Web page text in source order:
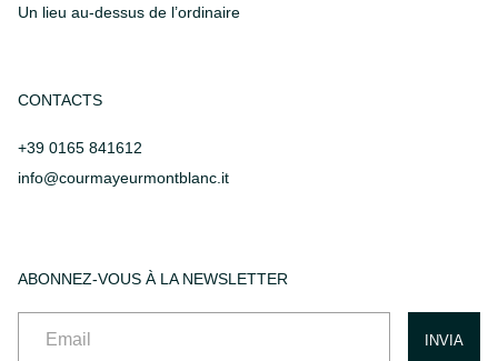
Un lieu au-dessus de l’ordinaire
CONTACTS
+39 0165 841612
info@courmayeurmontblanc.it
ABONNEZ-VOUS À LA NEWSLETTER